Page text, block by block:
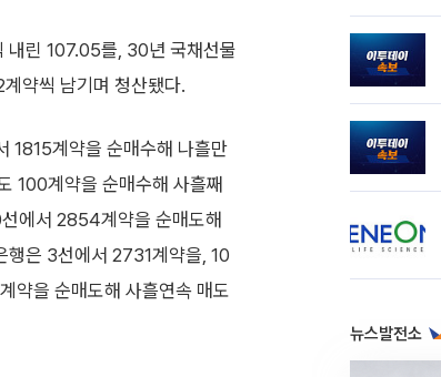
내린 107.05를, 30년 국채선물
약씩 남기며 청산됐다.
1815계약을 순매수해 나흘만
100계약을 순매수해 사흘째
에서 2854계약을 순매도해
행은 3선에서 2731계약을, 10
약을 순매도해 사흘연속 매도
뉴스발전소